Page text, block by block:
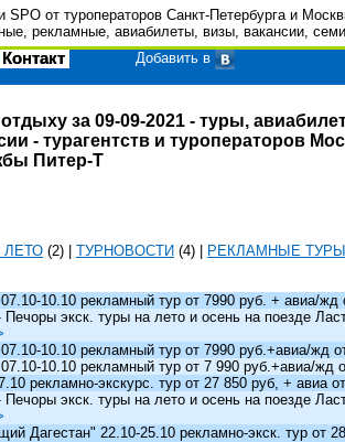
SPO от туроператоров Санкт-Петербурга и
рекламные, авиабилеты, визы, вакансии,
Контакт Добавить в
за 09-09-2021 - туры,
- турагентств и туроператоров
Питер-Т
ЛЕТО (2) ТУРНОВОСТИ (4) РЕКЛАМНЫЕ ТУРЫ
10.10 рекламный тур от 7990 руб. + авиа/
экск. туры на лето и осень на поезде
10.10 рекламный тур от 7990 руб.+авиа/жд
10.10 рекламный тур от 7 990 руб.+авиа/
рекламно-экскурс. тур от 27 850 руб, + авиа
экск. туры на лето и осень на поезде
Дагестан" 22.10-25.10 рекламно-экск. тур от